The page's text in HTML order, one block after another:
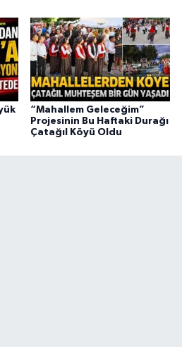
“Mahallem Geleceğim”
Projesinin Bu Haftaki Durağı
Çatağıl Köyü Oldu